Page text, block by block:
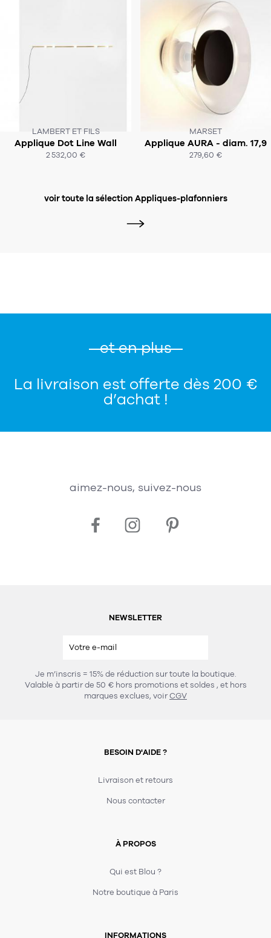
LAMBERT ET FILS
Applique Dot Line Wall
2 532,00 €
SOUS 8 À 10 SEMAINES
ACHAT EXPRESS
MARSET
Applique AURA - diam. 17,9
279,60 €
SOUS 2-4 SEMAINES
ACHAT EXPRESS
voir toute la sélection Appliques-plafonniers
et en plus
La livraison est offerte dès 200 €
d’achat !
aimez-nous, suivez-nous
NEWSLETTER
Je m’inscris = 15% de réduction sur toute la boutique.
Valable à partir de 50 € hors promotions et soldes , et hors
marques exclues, voirCGV
BESOIN D'AIDE ?
Livraison et retours
Nous contacter
À PROPOS
Qui est Blou ?
Notre boutique à Paris
INFORMATIONS